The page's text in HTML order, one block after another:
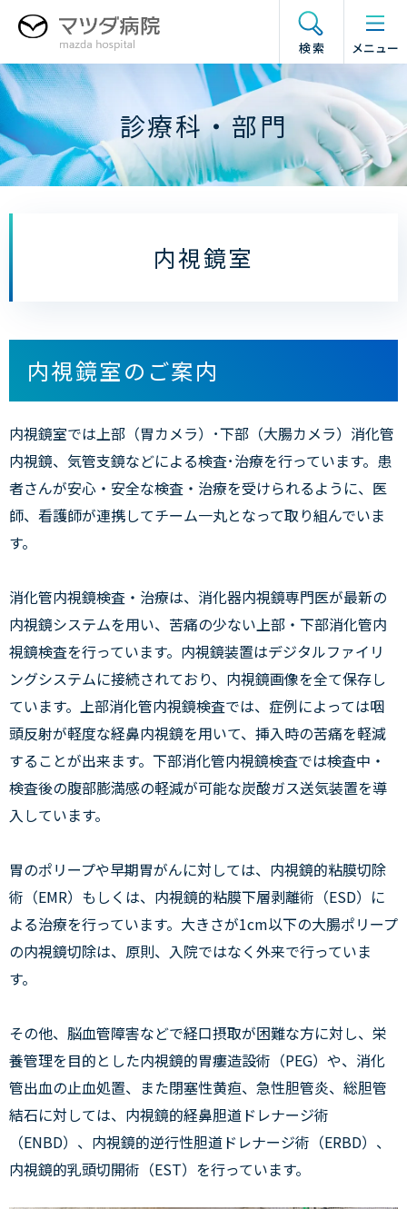
バ
ル
ビ
ゲ
ー
シ
ー
へ
検索
ー
メ
ュ
ー
の
開
メニュー
診療科・部門
内視鏡室
内視鏡室のご案内
内視鏡室では上部（胃カメラ）･下部（大腸カメラ）消化管
内視鏡、気管支鏡などによる検査･治療を行っています。患
者さんが安心・安全な検査・治療を受けられるように、医
師、看護師が連携してチーム一丸となって取り組んでいま
す。
消化管内視鏡検査・治療は、消化器内視鏡専門医が最新の
内視鏡システムを用い、苦痛の少ない上部・下部消化管内
視鏡検査を行っています。内視鏡装置はデジタルファイリ
ングシステムに接続されており、内視鏡画像を全て保存し
ています。上部消化管内視鏡検査では、症例によっては咽
頭反射が軽度な経鼻内視鏡を用いて、挿入時の苦痛を軽減
することが出来ます。下部消化管内視鏡検査では検査中・
検査後の腹部膨満感の軽減が可能な炭酸ガス送気装置を導
入しています。
胃のポリープや早期胃がんに対しては、内視鏡的粘膜切除
術（EMR）もしくは、内視鏡的粘膜下層剥離術（ESD）に
よる治療を行っています。大きさが1cm以下の大腸ポリープ
の内視鏡切除は、原則、入院ではなく外来で行っていま
す。
その他、脳血管障害などで経口摂取が困難な方に対し、栄
養管理を目的とした内視鏡的胃瘻造設術（PEG）や、消化
管出血の止血処置、また閉塞性黄疸、急性胆管炎、総胆管
結石に対しては、内視鏡的経鼻胆道ドレナージ術
（ENBD）、内視鏡的逆行性胆道ドレナージ術（ERBD）、
内視鏡的乳頭切開術（EST）を行っています。